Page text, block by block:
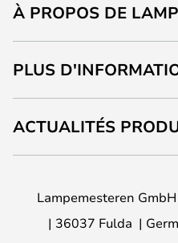
À PROPOS DE
PLUS
ACTUALITÉS
Lampemesteren GmbH
36037 Fulda